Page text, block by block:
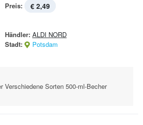
Preis: € 2,49
Händler: ALDI NORD
Stadt:
Potsdam
Verschiedene Sorten 500-ml-Becher